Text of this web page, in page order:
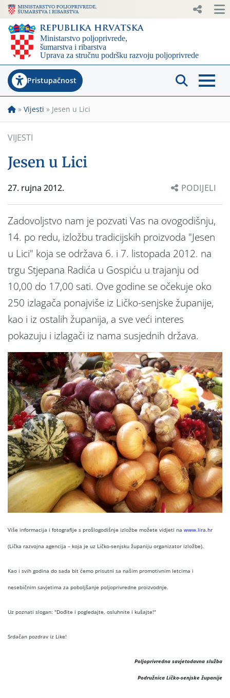
Pristupačnost
» Vijesti » Jesen u Lici
VIJESTI
Jesen u Lici
27. rujna 2012. PODIJELI
Zadovoljstvo nam je pozvati Vas na ovogodišnju,
14. po redu, izložbu tradicijskih proizvoda "Jesen
u Lici" koja se održava 6. i 7. listopada 2012. na
trgu Stjepana Radića u Gospiću u trajanju od
10,00 do 17,00 sati. Ove godine se očekuje oko
250 izlagača ponajviše iz Ličko-senjske županije,
kao i iz ostalih županija, a sve veći interes
pokazuju i izlagači iz nama susjednih država.
Više informacija i fotografije s prošlogodišnje izložbe možete vidjeti na www.lira.hr
(Lička razvojna agencija – koja je uz Ličko-senjsku županiju organizator izložbe).
Kao i svih godina do sada bit ćemo prisutni sa našim promotivnim letcima i
nesebičnim savjetima za poboljšanje poljoprivredne proizvodnje.
Uz poznati slogan: "Dođite i pogledajte, osluhnite i kušajte!"
Srdačan pozdrav iz Like!
Poljoprivredna savjetodavna služba
Podružnica Ličko-senjske županije